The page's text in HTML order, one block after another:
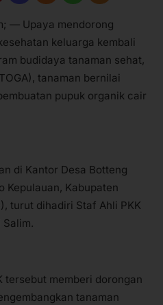
— Upaya mendorong
keluarga kembali
budidaya tanaman sehat,
tanaman bernilai
pupuk organik cair
di Kantor Desa Botteng
Kepulauan, Kabupaten
turut dihadiri Staf Ahli PKK
tersebut memberi dorongan
tanaman